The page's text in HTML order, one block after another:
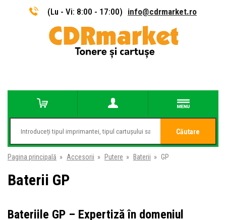
(Lu - Vi: 8:00 - 17:00) info@cdrmarket.ro
Căutare
Pagina principală » Accesorii » Putere » Baterii » GP
Baterii GP
Bateriile GP – Expertiză în domeniul